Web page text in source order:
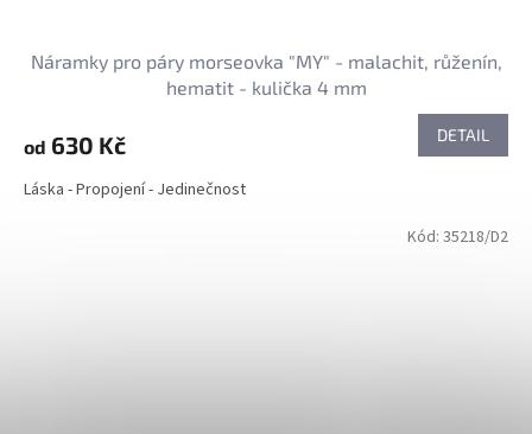
Náramky pro páry morseovka "MY" - malachit, růženín,
hematit - kulička 4 mm
od 630 Kč DETAIL
Láska - Propojení - Jedinečnost
Kód: 35218/D2